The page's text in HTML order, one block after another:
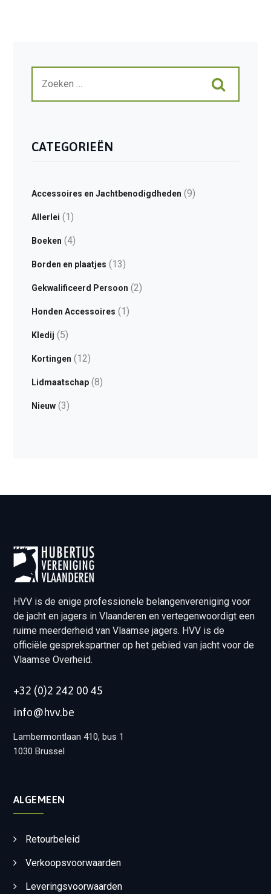
CATEGORIEËN
Accessoires en Jachtbenodigdheden (9)
Allerlei (1)
Boeken (4)
Borden en plaatjes (13)
Gekwalificeerd Persoon (2)
Honden Accessoires (1)
Kledij (5)
Kortingen (12)
Lidmaatschap(8)
Nieuw(3)
HVV is de enige professionele belangenvereniging voor
de jacht en jagers in Vlaanderen en vertegenwoordigt een
ruime meerderheid van Vlaamse jagers. HVV is de
officiële gesprekspartner op het gebied van jacht voor de
Vlaamse Overheid.
+32 (0)2 242 00 45
info@hvv.be
Lambermontlaan 410, bus 1
1030 Brussel
ALGEMEEN
Retourbeleid
Verkoopsvoorwaarden
Leveringsvoorwaarden